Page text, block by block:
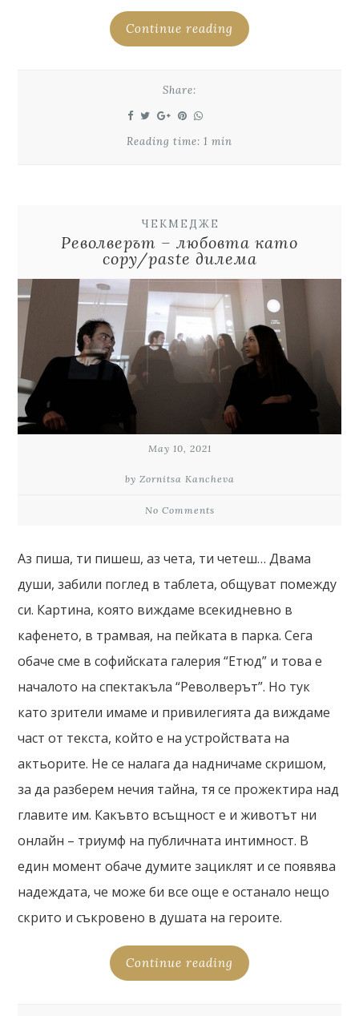
Continue reading
Share:
Reading time: 1 min
ЧЕКМЕДЖЕ
Револверът – любовта като
copy/paste дилема
May 10, 2021
by Zornitsa Kancheva
No Comments
Аз пиша, ти пишеш, аз чета, ти четеш… Двама
души, забили поглед в таблета, общуват помежду
си. Картина, която виждаме всекидневно в
кафенето, в трамвая, на пейката в парка. Сега
обаче сме в софийската галерия “Етюд” и това е
началото на спектакъла “Револверът”. Но тук
като зрители имаме и привилегията да виждаме
част от текста, който е на устройствата на
актьорите. Не се налага да надничаме скришом,
за да разберем нечия тайна, тя се прожектира над
главите им. Какъвто всъщност е и животът ни
онлайн – триумф на публичната интимност. В
един момент обаче думите зациклят и се появява
надеждата, че може би все още е останало нещо
скрито и съкровено в душата на героите.
Continue reading